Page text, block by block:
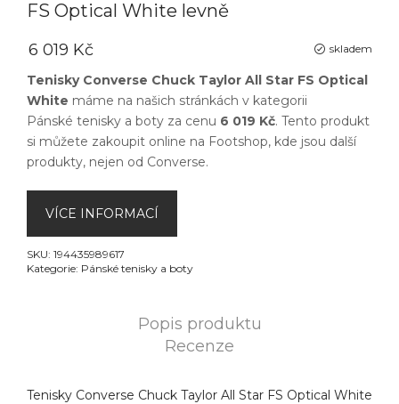
FS Optical White levně
skladem
6 019 Kč
Tenisky Converse Chuck Taylor All Star FS Optical
White máme na našich stránkách v kategorii
Pánské tenisky a boty za cenu 6 019 Kč. Tento produkt
si můžete zakoupit online na Footshop, kde jsou další
produkty, nejen od Converse.
VÍCE INFORMACÍ
SKU: 194435989617
Kategorie: Pánské tenisky a boty
Popis produktu
Recenze
Tenisky Converse Chuck Taylor All Star FS Optical White